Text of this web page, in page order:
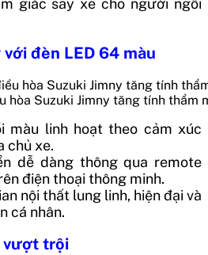
giác say xe cho người ngồi
đèn LED 64 màu
hòa Suzuki Jimny tăng tính thẩm
màu linh hoạt theo cảm xúc
chủ xe.
dễ dàng thông qua remote
điện thoại thông minh.
nội thất lung linh, hiện đại và
cá nhân.
vượt trội